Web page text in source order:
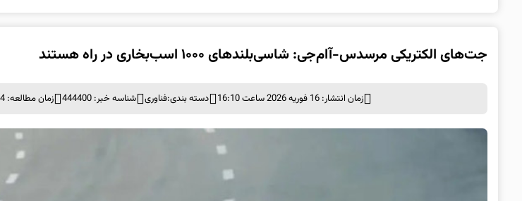
جت‌های الکتریکی مرسدس-آام‌جی: شاسی‌بلندهای ۱۰۰۰ اسب‌بخاری در راه هستند
زمان انتشار: 16 فوریه 2026 ساعت 16:10 دسته بندی:فناوری شناسه خبر: 444400 زمان مطالعه: 4 دقیقه